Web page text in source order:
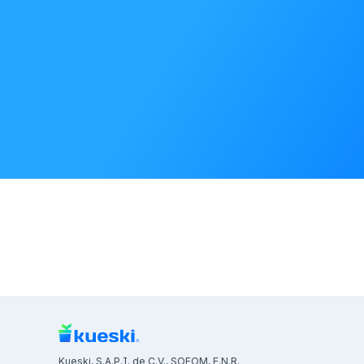
Kueski, S.A.P.I. de C.V., SOFOM, E.N.R.